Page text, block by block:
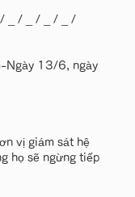
_ / _ / _ / _ /
Ngày 13/6, ngày
vị giám sát hệ
họ sẽ ngừng tiếp